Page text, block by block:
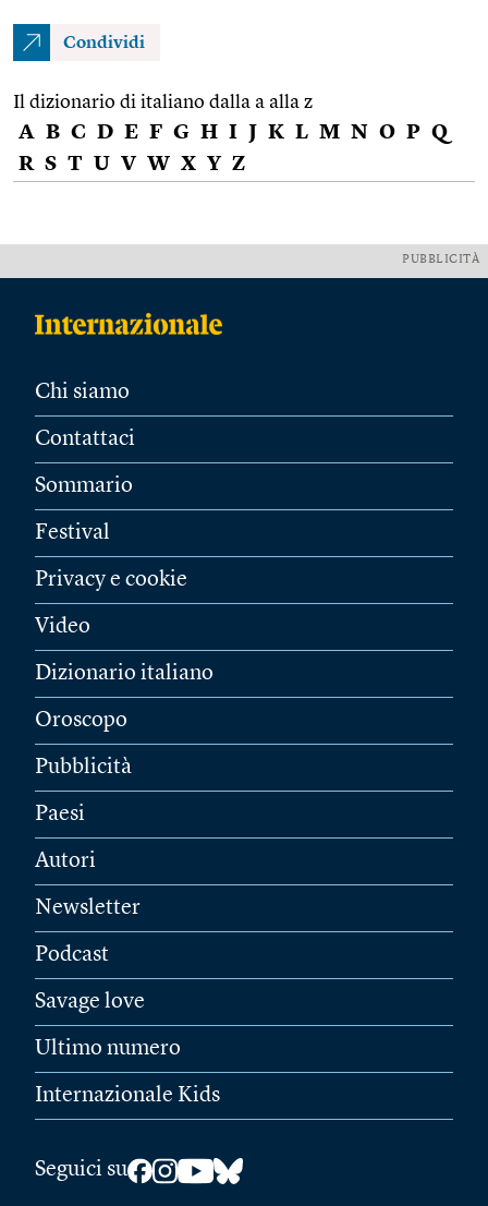
Condividi
Il dizionario di italiano dalla a alla z
A B C D E F G H I J K L M N O P Q
R S T U V W X Y Z
PUBBLICITÀ
Chi siamo
Contattaci
Sommario
Festival
Privacy e cookie
Video
Dizionario italiano
Oroscopo
Pubblicità
Paesi
Autori
Newsletter
Podcast
Savage love
Ultimo numero
Internazionale Kids
Seguici su